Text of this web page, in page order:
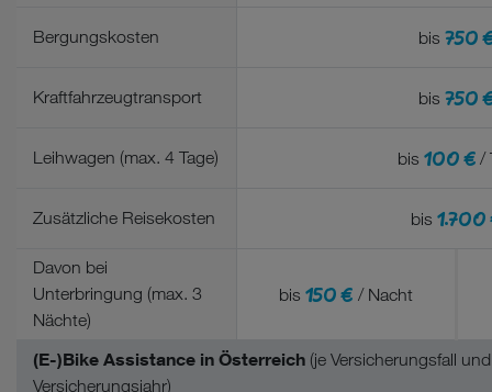
Bergungskosten bis 750
Kraftfahrzeugtransport bis 750
Leihwagen (max. 4 Tage) bis 100 € /
Zusätzliche Reisekosten bis 1.700
Davon bei
Unterbringung (max. 3
Nächte)
bis 150 € / Nacht
(E-)Bike Assistance in Österreich (je Versicherungsfall
Versicherungsjahr)